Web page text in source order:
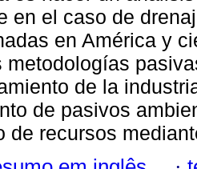
en el caso de
en América y
metodologías
de la
de pasivos
de recursos